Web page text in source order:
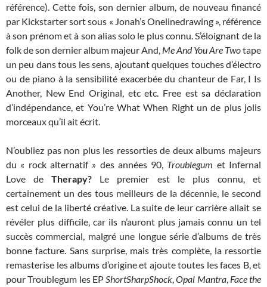
référence). Cette fois, son dernier album, de nouveau financé
par Kickstarter sort sous « Jonah’s Onelinedrawing », référence
à son prénom et à son alias solo le plus connu. S’éloignant de la
folk de son dernier album majeur And, Me And You Are Twotape
un peu dans tous les sens, ajoutant quelques touches d’électro
ou de piano à la sensibilité exacerbée du chanteur de Far, I Is
Another, New End Original, etc etc. Free est sa déclaration
d’indépendance, et You’re What When Right un de plus jolis
morceaux qu’il ait écrit.
N’oubliez pas non plus les ressorties de deux albums majeurs
du « rock alternatif » des années 90, Troublegum et Infernal
Love deTherapy? Le premier est le plus connu, et
certainement un des tous meilleurs de la décennie, le second
est celui de la liberté créative. La suite de leur carrière allait se
révéler plus difficile, car ils n’auront plus jamais connu un tel
succès commercial, malgré une longue série d’albums de très
bonne facture. Sans surprise, mais très complète, la ressortie
remasterise les albums d’origine et ajoute toutes les faces B, et
pour Troublegum les EPShortSharpShock,Opal Mantra, Face the